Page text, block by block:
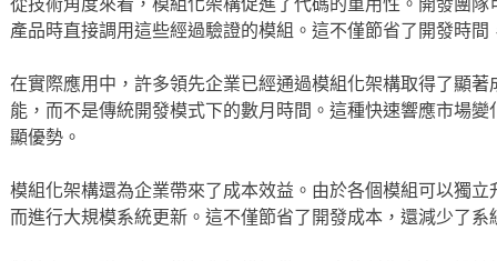
產品時直接調用這些經過驗證的模組。這不僅節省了開發時
在實際應用中，許多領先企業已經通過模組化架構取得了顯
能，而不是傳統開發模式下的數月時間。這種快速響應市場
顯優勢。
模組化架構還為企業帶來了成本效益。由於各個模組可以獨
而進行大規模系統更新。這不僅節省了開發成本，還減少了系